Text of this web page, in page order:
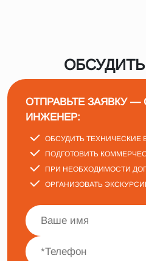
ОТПРАВЬТЕ ЗАЯВКУ
ИНЖЕНЕР:
ОБСУДИТЬ ТЕХНИЧЕСКИЕ
ПОДГОТОВИТЬ
ПРИ НЕОБХОДИМОСТИ
ОРГАНИЗОВАТЬ